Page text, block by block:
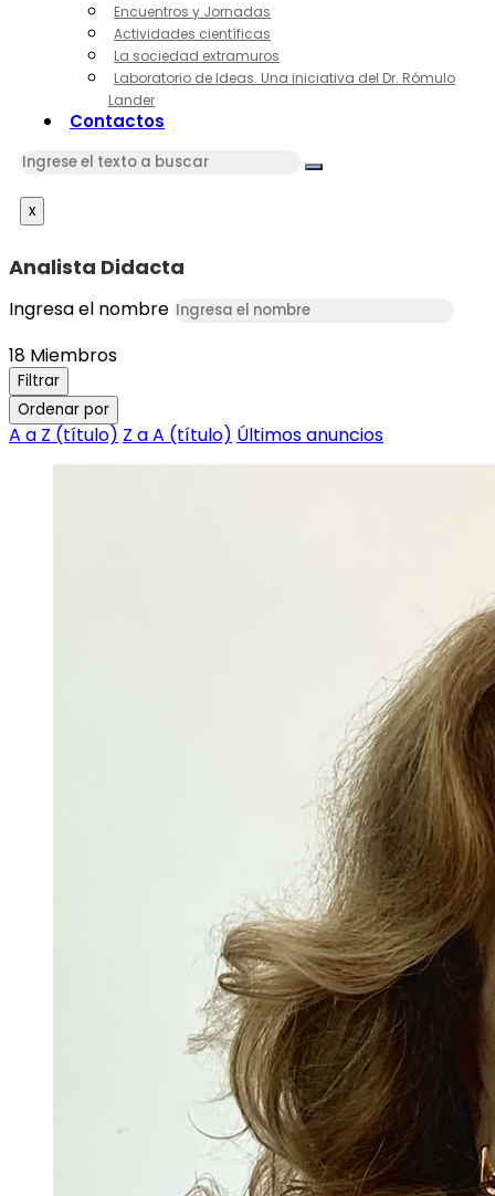
Encuentros y Jornadas
Actividades científicas
La sociedad extramuros
Laboratorio de Ideas. Una iniciativa del Dr. Rómulo
Lander
Contactos
x
Analista Didacta
Ingresa el nombre
18 Miembros
Filtrar
Ordenar por
A a Z (título) Z a A (título) Últimos anuncios